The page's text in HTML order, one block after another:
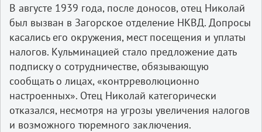
В августе 1939 года, после доносов, отец Николай
был вызван в Загорское отделение НКВД. Допросы
касались его окружения, мест посещения и уплаты
налогов. Кульминацией стало предложение дать
подписку о сотрудничестве, обязывающую
сообщать о лицах, «контрреволюционно
настроенных». Отец Николай категорически
отказался, несмотря на угрозы увеличения налогов
и возможного тюремного заключения.